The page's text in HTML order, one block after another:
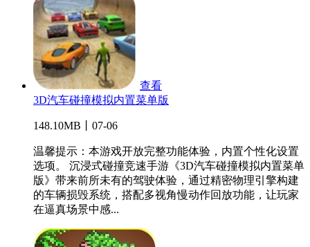
查看
3D汽车碰撞模拟内置菜单版
148.10MB丨07-06
温馨提示：本游戏开放完整功能体验，内置个性化设置
选项。 沉浸式碰撞竞速手游《3D汽车碰撞模拟内置菜单
版》带来前所未有的驾驶体验，通过精密物理引擎构建
的车辆损毁系统，搭配多视角慢动作回放功能，让玩家
在逼真场景中感...